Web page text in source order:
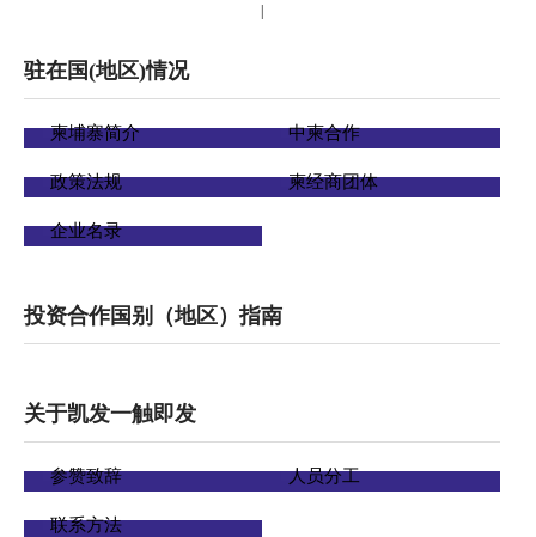
|
驻在国(地区)情况
柬埔寨简介 中柬合作
政策法规 柬经商团体
企业名录
投资合作国别（地区）指南
关于凯发一触即发
参赞致辞 人员分工
联系方法